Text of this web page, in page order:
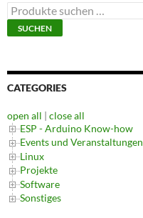
Suchen
nach:
SUCHEN
CATEGORIES
open all | close all
ESP - Arduino Know-how
Events und Veranstaltungen
Linux
Projekte
Software
Sonstiges